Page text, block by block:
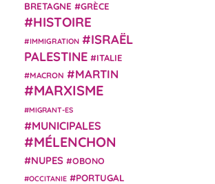
BRETAGNE
GRÈCE
HISTOIRE
IMMIGRATION
ISRAËL
PALESTINE
ITALIE
MACRON MARTIN
MARXISME
MIGRANT-ES
MUNICIPALES
MÉLENCHON
NUPES OBONO
OCCITANIE PORTUGAL